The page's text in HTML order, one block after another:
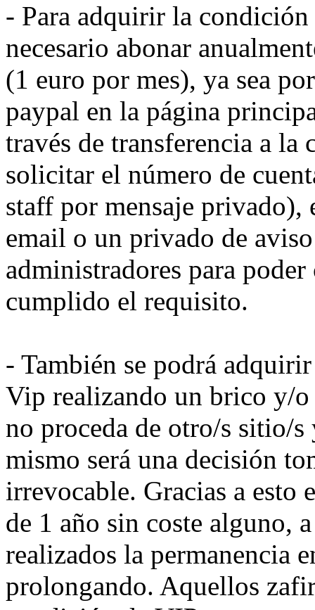
- Para adquirir la
necesario abonar
(1 euro por mes), ya sea
paypal en la página
través de transferencia a la
solicitar el número de
staff por mensaje privado),
email o un privado de
administradores para
cumplido el requisito.
- También se podrá
Vip realizando un brico y/
no proceda de otro/s sitio/
mismo será una decisión
irrevocable. Gracias a esto
de 1 año sin coste alguno,
realizados la permanencia
prolongando. Aquellos